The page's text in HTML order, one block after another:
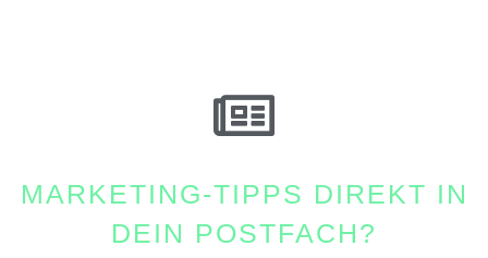
MARKETING-TIPPS DIREKT IN
DEIN POSTFACH?